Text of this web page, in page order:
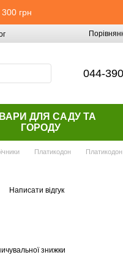
грн
044-
ДЛЯ САДУ ТА
ГОРОДУ
Платикодон Платикодон
Написати відгук
знижки